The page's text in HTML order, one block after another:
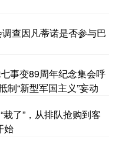
查因凡蒂诺是否参与巴
事变89周年纪念集会呼
“新型军国主义”妄动
了”，从排队抢购到客
始